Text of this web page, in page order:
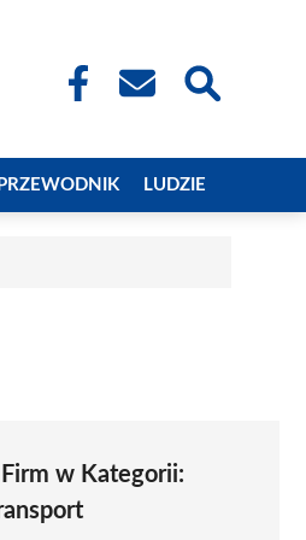
PRZEWODNIK LUDZIE
Firm w Kategorii: